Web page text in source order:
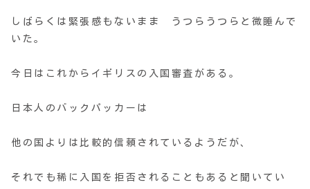
しばらくは緊張感もないまま うつらうつらと微睡んで
いた。
今日はこれからイギリスの入国審査がある。
日本人のバックパッカーは
他の国よりは比較的信頼されているようだが、
それでも稀に入国を拒否されることもあると聞いてい